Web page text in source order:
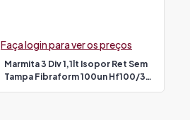
Marmita 3 Div 1,1lt Isopor Ret Sem
Tampa Fibraform 100un Hf100/3
Faça login para ver os preços